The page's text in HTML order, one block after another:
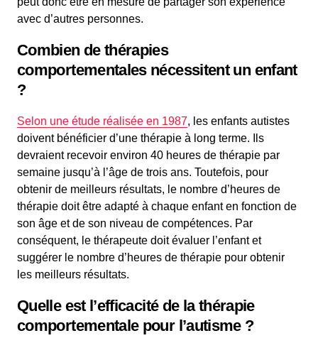
avec d’autres personnes.
Combien de thérapies
comportementales nécessitent un enfant
?
Selon une étude réalisée en 1987, les enfants autistes
doivent bénéficier d’une thérapie à long terme. Ils
devraient recevoir environ 40 heures de thérapie par
semaine jusqu’à l’âge de trois ans. Toutefois, pour
obtenir de meilleurs résultats, le nombre d’heures de
thérapie doit être adapté à chaque enfant en fonction de
son âge et de son niveau de compétences. Par
conséquent, le thérapeute doit évaluer l’enfant et
suggérer le nombre d’heures de thérapie pour obtenir
les meilleurs résultats.
Quelle est l’efficacité de la thérapie
comportementale pour l’autisme ?